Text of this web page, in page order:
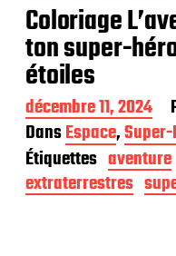
Coloriage
ton super-
étoiles
D
a
t
e
d
e
décembre 11, 2024
DansEspace,
Étiquettes aventure
extraterrestres